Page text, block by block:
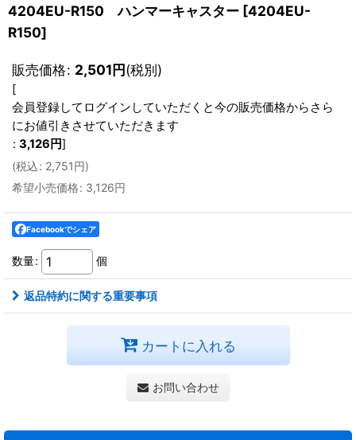
4204EU-R150 ハンマーキャスター [4204EU-
R150]
販売価格: 2,501円(税別)
[
会員登録してログインしていただくと今の販売価格からさら
にお値引きさせていただきます
: 3,126 円]
(税込: 2,751円)
希望小売価格: 3,126円
Facebookでシェア
数量: 個
返品特約に関する重要事項
カートに入れる
お問い合わせ